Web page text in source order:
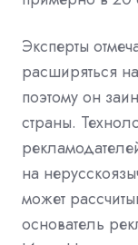
Эксперты
расширяться
поэтому он
страны.
на
может
основатель